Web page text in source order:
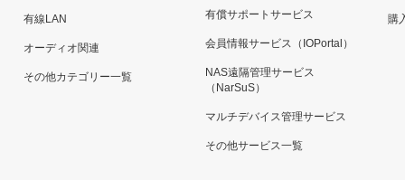
有線LAN
オーディオ関連
その他カテゴリー一覧
有償サポートサービス
会員情報サービス（IOPortal）
NAS遠隔管理サービス
（NarSuS）
マルチデバイス管理サービス
その他サービス一覧
購